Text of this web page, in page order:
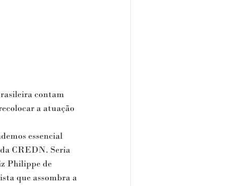
contam
a atuação
essencial
CREDN. Seria
Philippe de
que assombra a